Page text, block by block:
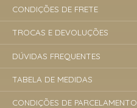
CONDIÇÕES DE FRETE
TROCAS E DEVOLUÇÕES
DÚVIDAS FREQUENTES
TABELA DE MEDIDAS
CONDIÇÕES DE PARCELAMENTO